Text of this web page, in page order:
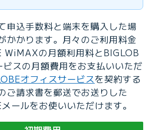
申込手数料と端末を購入した場
かかります。月々のご利用料金
WiMAXの月額利用料とBIGLOB
ビスの月額費用をお支払いいただ
オフィスサービスを契約する
ご請求書を郵送でお送りした
ールをお使いいただけます。